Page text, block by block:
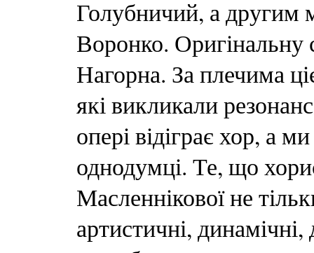
Голубничий, а другим
Воронко.
Нагорна. За плечима
які викликали
опері відіграє хор, а
однодумці. Те, що
Масленнікової не
артистичні,